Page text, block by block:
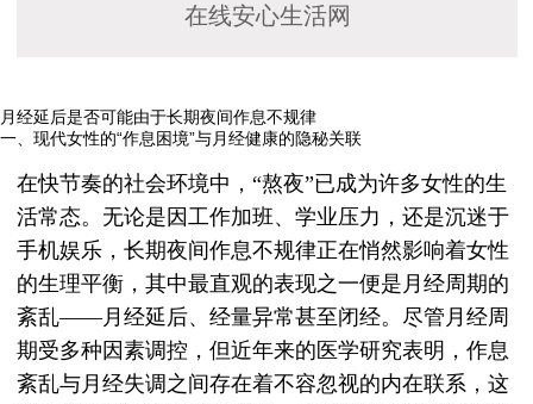
在线安心生活网
月经延后是否可能由于长期夜间作息不规律
一、现代女性的“作息困境”与月经健康的隐秘关联
在快节奏的社会环境中，“熬夜”已成为许多女性的生
活常态。无论是因工作加班、学业压力，还是沉迷于
手机娱乐，长期夜间作息不规律正在悄然影响着女性
的生理平衡，其中最直观的表现之一便是月经周期的
紊乱——月经延后、经量异常甚至闭经。尽管月经周
期受多种因素调控，但近年来的医学研究表明，作息
紊乱与月经失调之间存在着不容忽视的内在联系，这